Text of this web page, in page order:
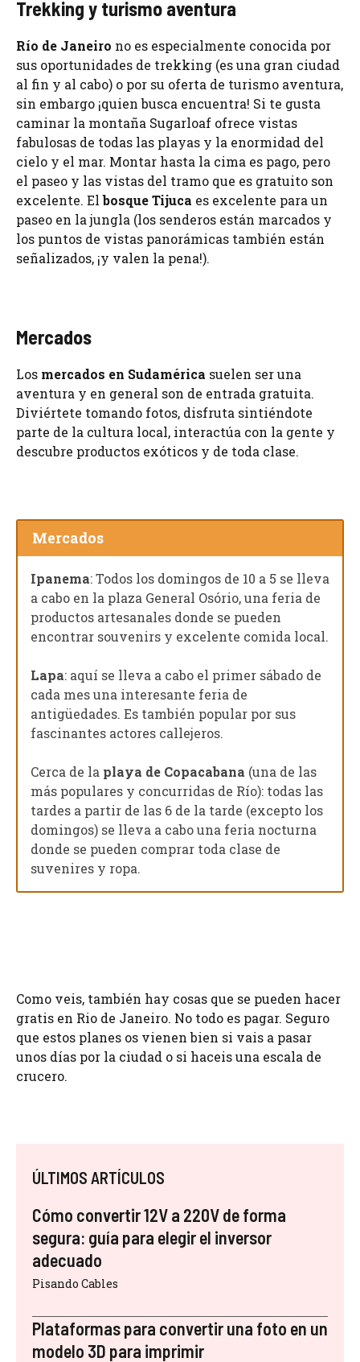
Trekking y turismo aventura
Río de Janeiro no es especialmente conocida por
sus oportunidades de trekking (es una gran ciudad
al fin y al cabo) o por su oferta de turismo aventura,
sin embargo ¡quien busca encuentra! Si te gusta
caminar la montaña Sugarloaf ofrece vistas
fabulosas de todas las playas y la enormidad del
cielo y el mar. Montar hasta la cima es pago, pero
el paseo y las vistas del tramo que es gratuito son
excelente. Elbosque Tijuca es excelente para un
paseo en la jungla (los senderos están marcados y
los puntos de vistas panorámicas también están
señalizados, ¡y valen la pena!).
Mercados
Los mercados en Sudamérica suelen ser una
aventura y en general son de entrada gratuita.
Diviértete tomando fotos, disfruta sintiéndote
parte de la cultura local, interactúa con la gente y
descubre productos exóticos y de toda clase.
Mercados
Ipanema: Todos los domingos de 10 a 5 se lleva
a cabo en la plaza General Osório, una feria de
productos artesanales donde se pueden
encontrar souvenirs y excelente comida local.
Lapa: aquí se lleva a cabo el primer sábado de
cada mes una interesante feria de
antigüedades. Es también popular por sus
fascinantes actores callejeros.
Cerca de la playa de Copacabana (una de las
más populares y concurridas de Río): todas las
tardes a partir de las 6 de la tarde (excepto los
domingos) se lleva a cabo una feria nocturna
donde se pueden comprar toda clase de
suvenires y ropa.
Como veis, también hay cosas que se pueden hacer
gratis en Rio de Janeiro. No todo es pagar. Seguro
que estos planes os vienen bien si vais a pasar
unos días por la ciudad o si haceis una escala de
crucero.
ÚLTIMOS ARTÍCULOS
Cómo convertir 12V a 220V de forma
segura: guía para elegir el inversor
adecuado
Pisando Cables
Plataformas para convertir una foto en un
modelo 3D para imprimir